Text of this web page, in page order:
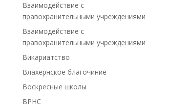
Взаимодействие с
правохранительными учреждениями
Взаимодействие с
правохранительными учреждениями
Викариатство
Влахернское благочиние
Воскресные школы
ВРНС